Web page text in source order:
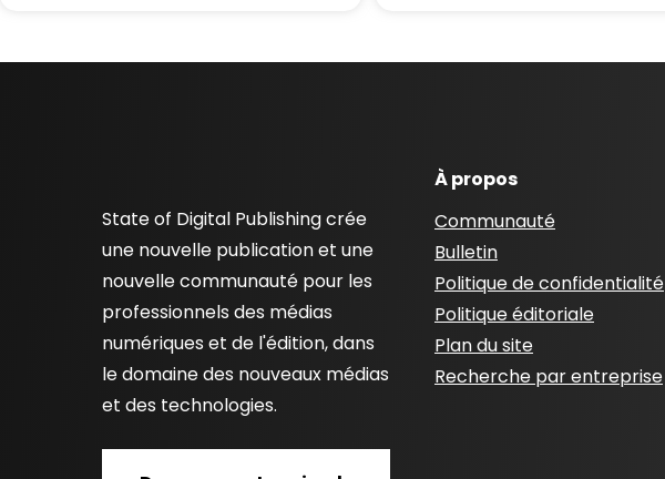
State of Digital Publishing crée
une nouvelle publication et une
nouvelle communauté pour les
professionnels des médias
numériques et de l'édition, dans
le domaine des nouveaux médias
et des technologies.
À propos
Communauté
Bulletin
Politique de confidentialité
Politique éditoriale
Plan du site
Recherche par entreprise